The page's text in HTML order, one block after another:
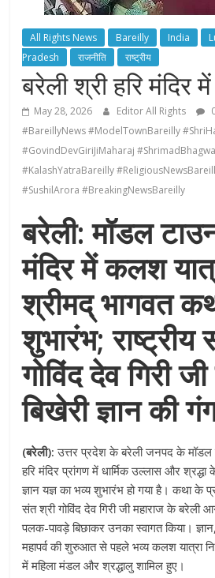
All Rights News Bareilly India
Pradesh
राजनीति राष्ट्रीय
बरेली श्री हरि मंदिर
May 28, 2026 Editor All Rights
#BareillyNews #ModelTownBareilly
#GovindDevGiriJiMaharaj
#KalashYatraBareilly
#SushilArora #BreakingNewsBareilly
बरेली: मॉडल
मंदिर में कलश
श्रीमद् भागवत
शुभारंभ; राष्ट्रीय
गोविंद देव गिरी
बिखेरी ज्ञान की
(बरेली): उत्तर प्रदेश के बरेली जनपद के मॉडल
हरि मंदिर प्रांगण में धार्मिक उल्लास और
ज्ञान यज्ञ का भव्य शुभारंभ हो गया है। कथा के
संत श्री गोविंद देव गिरी जी महाराज के
पलक-पावड़े बिछाकर उनका स्वागत किया।
महापर्व की शुरुआत से पहले भव्य कलश यात्रा
में महिला मंडल और श्रद्धालु शामिल हुए।